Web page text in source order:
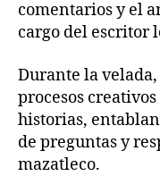
comentarios y el
cargo del escritor
Durante la
procesos
historias,
de preguntas y
mazatleco.